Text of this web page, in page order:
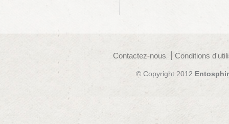
Contactez-nous Conditions
© Copyright 2012